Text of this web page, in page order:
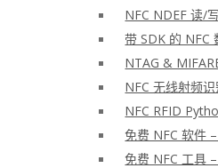
NFC NDEF 读/
带 SDK 的 NFC
NTAG &
NFC 无线射频
NFC RFID
免费 NFC 软件
免费 NFC 工具